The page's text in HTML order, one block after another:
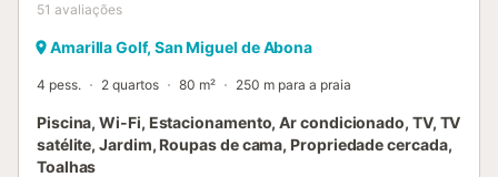
51 avaliações
Amarilla Golf, San Miguel de Abona
4 pess. 2 quartos 80 m² 250 m para a praia
Piscina, Wi-Fi, Estacionamento, Ar condicionado, TV, TV
satélite, Jardim, Roupas de cama, Propriedade cercada,
Toalhas